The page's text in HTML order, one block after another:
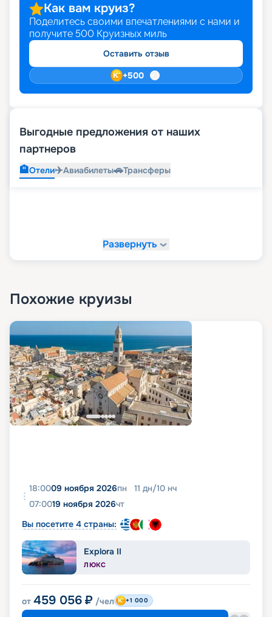
Как вам круиз?
Поделитесь своими впечатлениями с нами и
получите 500 Круизных миль
Оставить отзыв
+500
Выгодные предложения от наших
партнеров
🏨Отели✈️Авиабилеты🚗Трансферы
Развернуть
Похожие круизы
18:0009 ноября 2026пн 11 дн/10 нч
07:0019 ноября 2026чт
Вы посетите 4 страны:
Explora II
ЛЮКС
от 459 056 ₽ /чел +1 000